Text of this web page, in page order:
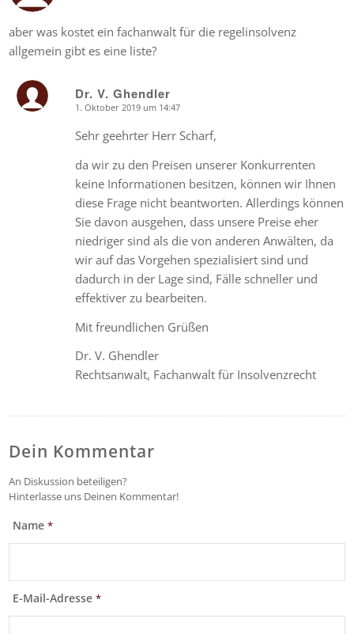
aber was kostet ein fachanwalt für die regelinsolvenz
allgemein gibt es eine liste?
Dr. V. Ghendler
1. Oktober 2019 um 14:47
Sehr geehrter Herr Scharf,
da wir zu den Preisen unserer Konkurrenten
keine Informationen besitzen, können wir Ihnen
diese Frage nicht beantworten. Allerdings können
Sie davon ausgehen, dass unsere Preise eher
niedriger sind als die von anderen Anwälten, da
wir auf das Vorgehen spezialisiert sind und
dadurch in der Lage sind, Fälle schneller und
effektiver zu bearbeiten.
Mit freundlichen Grüßen
Dr. V. Ghendler
Rechtsanwalt, Fachanwalt für Insolvenzrecht
Dein Kommentar
An Diskussion beteiligen?
Hinterlasse uns Deinen Kommentar!
Name*
E-Mail-Adresse*